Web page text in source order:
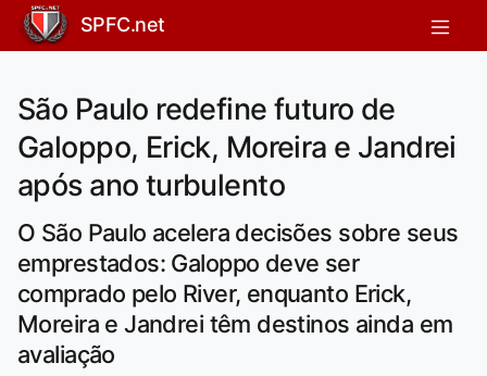
SPFC.net
São Paulo redefine futuro de
Galoppo, Erick, Moreira e Jandrei
após ano turbulento
O São Paulo acelera decisões sobre seus
emprestados: Galoppo deve ser
comprado pelo River, enquanto Erick,
Moreira e Jandrei têm destinos ainda em
avaliação